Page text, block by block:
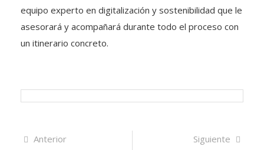
equipo experto en digitalización y sostenibilidad que le
asesorará y acompañará durante todo el proceso con
un itinerario concreto.
Navegación
AnteriorArtículo
Siguiente